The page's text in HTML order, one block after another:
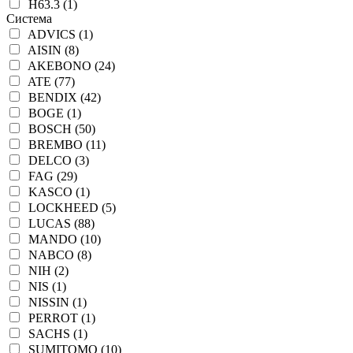
H63.3 (1)
Система
ADVICS (1)
AISIN (8)
AKEBONO (24)
ATE (77)
BENDIX (42)
BOGE (1)
BOSCH (50)
BREMBO (11)
DELCO (3)
FAG (29)
KASCO (1)
LOCKHEED (5)
LUCAS (88)
MANDO (10)
NABCO (8)
NIH (2)
NIS (1)
NISSIN (1)
PERROT (1)
SACHS (1)
SUMITOMO (10)